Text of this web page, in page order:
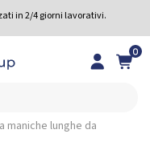
in 2/4 giorni lavorativi.
0
maniche lunghe da